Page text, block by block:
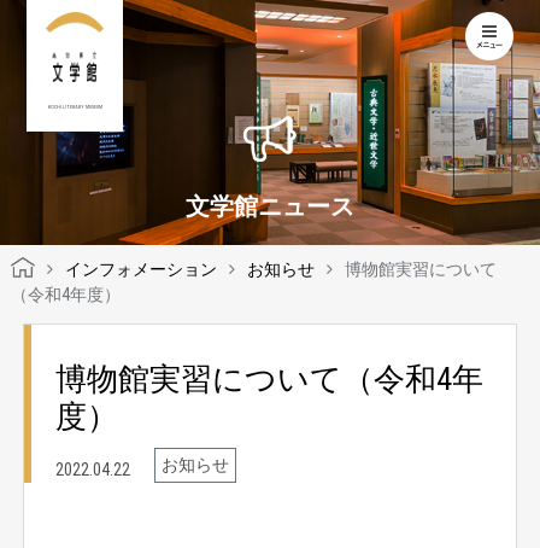
KOCHI LITERARY MUSEUM
文学館ニュース
インフォメーション お知らせ
博物館実習について
（令和4年度）
博物館実習について（令和4年
度）
2022.04.22 お知らせ